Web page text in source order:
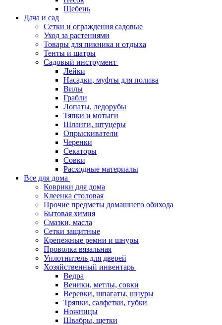
Щебень
Дача и сад
Сетки и ограждения садовые
Уход за растениями
Товары для пикника и отдыха
Тенты и шатры
Садовый инструмент
Лейки
Насадки, муфты для полива
Вилы
Грабли
Лопаты, ледорубы
Тяпки и мотыги
Шланги, штуцеры
Опрыскиватели
Черенки
Секаторы
Совки
Расходные материалы
Все для дома
Коврики для дома
Клеенка столовая
Прочие предметы домашнего обихода
Бытовая химия
Смазки, масла
Сетки защитные
Крепежные ремни и шнуры
Проволка вязальная
Уплотнитель для дверей
Хозяйственный инвентарь
Ведра
Веники, метлы, совки
Веревки, шпагаты, шнуры
Тряпки, салфетки, губки
Ножницы
Швабры, щетки